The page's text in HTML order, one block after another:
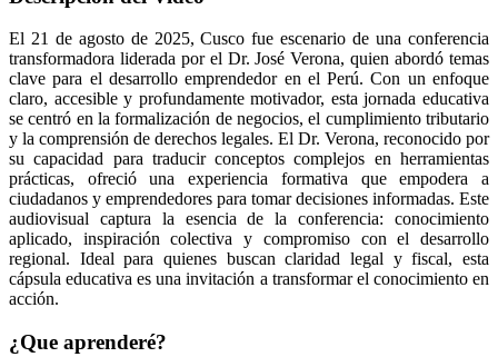
El 21 de agosto de 2025, Cusco fue escenario de una conferencia
transformadora liderada por el Dr. José Verona, quien abordó temas
clave para el desarrollo emprendedor en el Perú. Con un enfoque
claro, accesible y profundamente motivador, esta jornada educativa
se centró en la formalización de negocios, el cumplimiento tributario
y la comprensión de derechos legales. El Dr. Verona, reconocido por
su capacidad para traducir conceptos complejos en herramientas
prácticas, ofreció una experiencia formativa que empodera a
ciudadanos y emprendedores para tomar decisiones informadas. Este
audiovisual captura la esencia de la conferencia: conocimiento
aplicado, inspiración colectiva y compromiso con el desarrollo
regional. Ideal para quienes buscan claridad legal y fiscal, esta
cápsula educativa es una invitación a transformar el conocimiento en
acción.
¿Que aprenderé?